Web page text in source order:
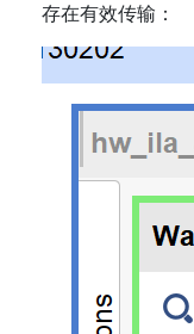
存在有效传输：